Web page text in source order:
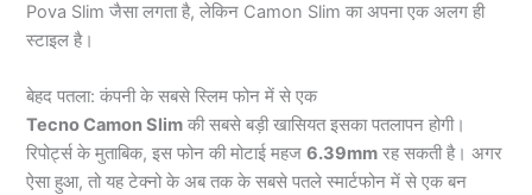
Pova Slim जैसा लगता है, लेकिन Camon Slim का अपना एक अलग ही
स्टाइल है।
बेहद पतला: कंपनी के सबसे स्लिम फोन में से एक
Tecno Camon Slim की सबसे बड़ी खासियत इसका पतलापन होगी।
रिपोर्ट्स के मुताबिक, इस फोन की मोटाई महज6.39mm रह सकती है। अगर
ऐसा हुआ, तो यह टेक्नो के अब तक के सबसे पतले स्मार्टफोन में से एक बन